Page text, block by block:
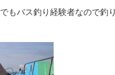
もバス釣り経験者なので釣